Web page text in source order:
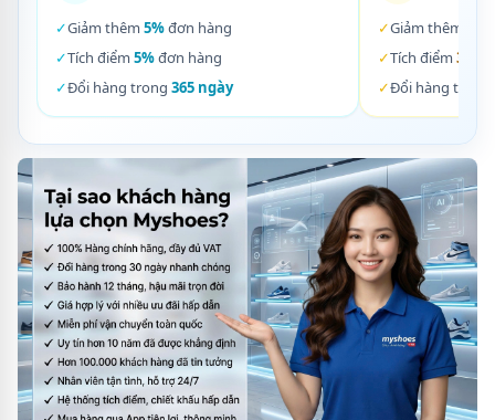
✓Giảm thêm 5%đơn hàng
✓Tích điểm 5%đơn hàng
✓Đổi hàng trong 365 ngày
✓Giảm thêm
✓Tích điểm 3%
✓Đổi hàng trong